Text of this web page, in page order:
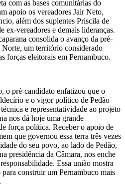
com as bases comunitárias do
apoio os vereadores Jair Neto,
além dos suplentes Priscila de
ex-vereadores e demais lideranças.
consolida o avanço da pré-
um território considerado
forças eleitorais em Pernambuco.
o pré-candidato enfatizou que o
e o vigor político de Pedão
e representatividade ao projeto
nos dá hoje uma grande
força política. Receber o apoio de
que governou essa terra três vezes
do seu povo, ao lado de Pedão,
presidência da Câmara, nos enche
Essa união mostra
construir um Pernambuco mais